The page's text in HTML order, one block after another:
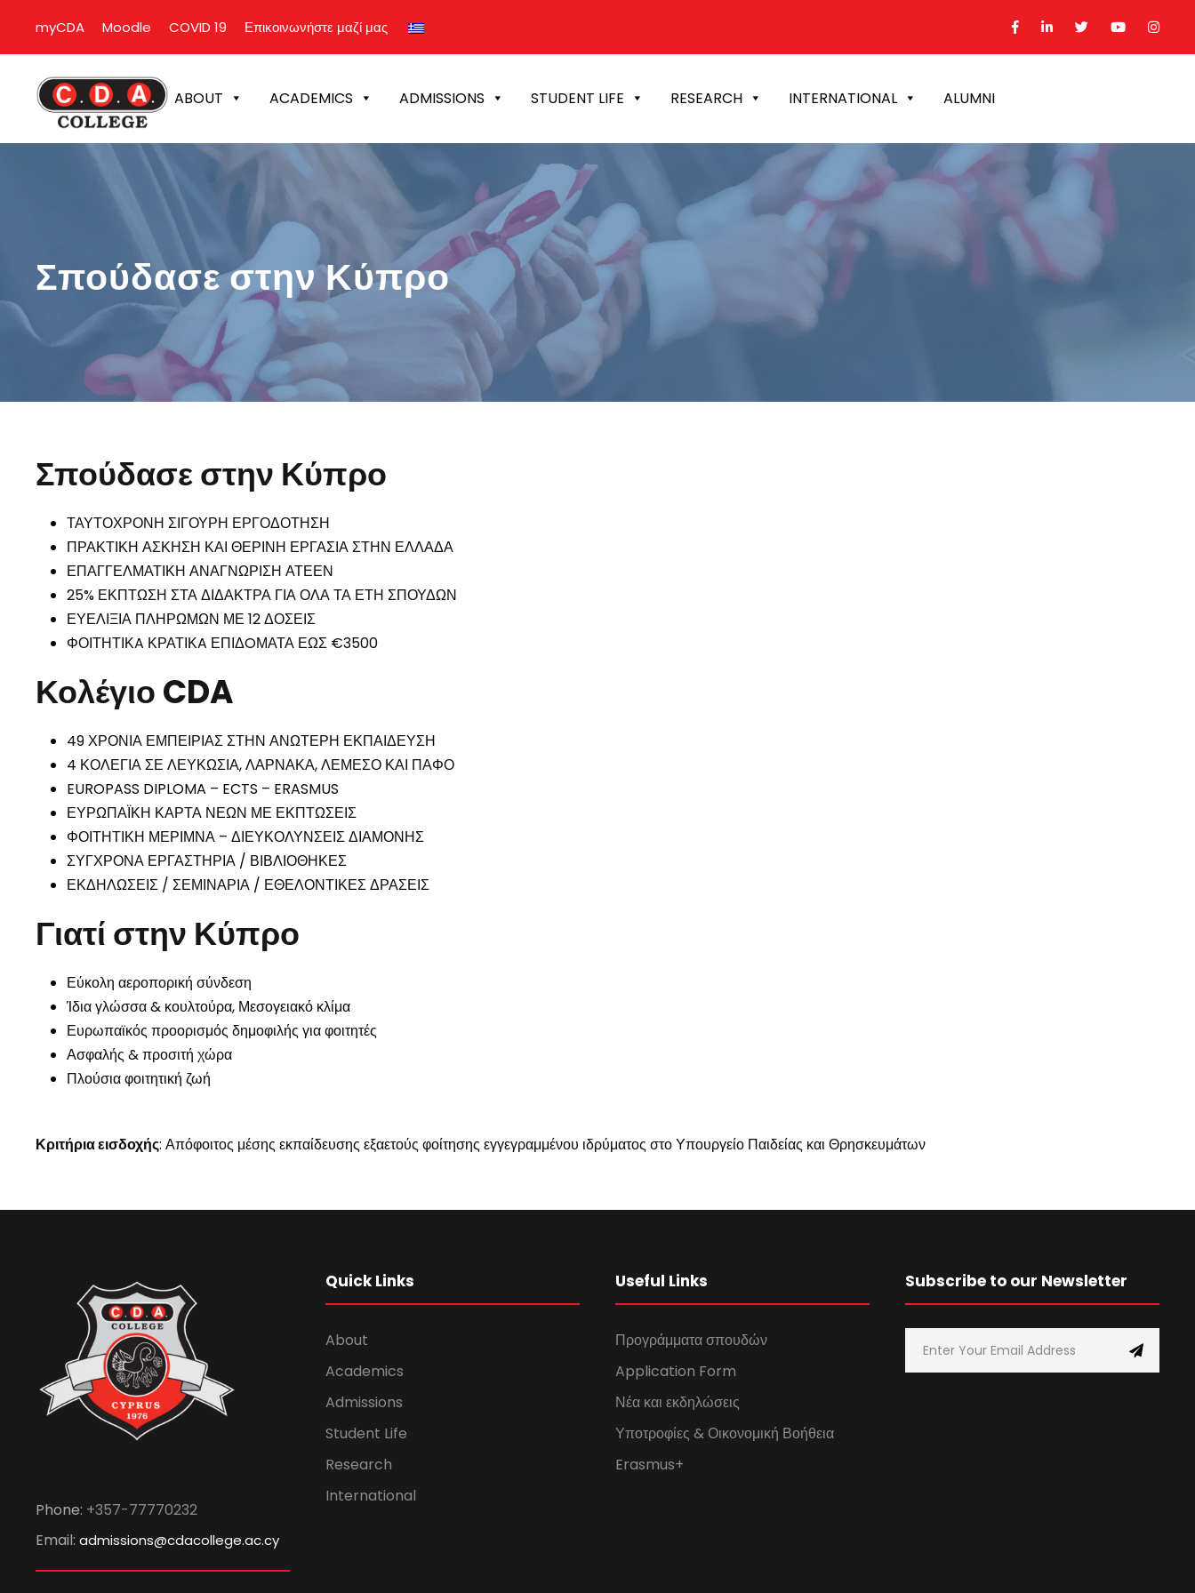
myCDA Moodle COVID 19 Επικοινωνήστε μαζί μας
ABOUT ACADEMICS ADMISSIONS STUDENT LIFE RESEARCH INTERNATIONAL ALUMNI
Σπούδασε στην Κύπρο
Σπούδασε στην Κύπρο
ΤΑΥΤΟΧΡΟΝΗ ΣΙΓΟΥΡΗ ΕΡΓΟΔΟΤΗΣΗ
ΠΡΑΚΤΙΚΗ ΑΣΚΗΣΗ ΚΑΙ ΘΕΡΙΝΗ ΕΡΓΑΣΙΑ ΣΤΗΝ ΕΛΛΑΔΑ
ΕΠΑΓΓΕΛΜΑΤΙΚΗ ΑΝΑΓΝΩΡΙΣΗ ΑΤΕΕΝ
25% ΕΚΠΤΩΣΗ ΣΤΑ ΔΙΔΑΚΤΡΑ ΓΙΑ ΟΛΑ ΤΑ ΕΤΗ ΣΠΟΥΔΩΝ
ΕΥΕΛΙΞΙΑ ΠΛΗΡΩΜΩΝ ΜΕ 12 ΔΟΣΕΙΣ
ΦΟΙΤΗΤΙΚA ΚΡΑΤΙΚA ΕΠΙΔOΜΑΤΑ ΕΩΣ €3500
Κολέγιο CDA
49 ΧΡΟΝΙΑ ΕΜΠΕΙΡΙΑΣ ΣΤΗΝ ΑΝΩΤΕΡΗ ΕΚΠΑΙΔΕΥΣΗ
4 ΚΟΛΕΓΙΑ ΣΕ ΛΕΥΚΩΣΙΑ, ΛΑΡΝΑΚΑ, ΛΕΜΕΣΟ ΚΑΙ ΠΑΦΟ
EUROPASS DIPLOMA – ECTS – ERASMUS
ΕΥΡΩΠΑΪΚΗ ΚΑΡΤΑ ΝΕΩΝ ΜΕ ΕΚΠΤΩΣΕΙΣ
ΦΟΙΤΗΤΙΚΗ ΜΕΡΙΜΝΑ – ΔΙΕΥΚΟΛΥΝΣΕΙΣ ΔΙΑΜΟΝΗΣ
ΣΥΓΧΡΟΝΑ ΕΡΓΑΣΤΗΡΙΑ / ΒΙΒΛΙΟΘΗΚΕΣ
ΕΚΔΗΛΩΣΕΙΣ / ΣΕΜΙΝΑΡΙΑ / ΕΘΕΛΟΝΤΙΚΕΣ ΔΡΑΣΕΙΣ
Γιατί στην Κύπρο
Εύκολη αεροπορική σύνδεση
Ίδια γλώσσα & κουλτούρα, Μεσογειακό κλίμα
Ευρωπαϊκός προορισμός δημοφιλής για φοιτητές
Ασφαλής & προσιτή χώρα
Πλούσια φοιτητική ζωή
Κριτήρια εισδοχής: Απόφοιτος μέσης εκπαίδευσης εξαετούς φοίτησης εγγεγραμμένου ιδρύματος στο Υπουργείο Παιδείας και Θρησκευμάτων
Phone: +357-77770232
Email: admissions@cdacollege.ac.cy
Quick Links
About
Academics
Admissions
Student Life
Research
International
Useful Links
Προγράμματα σπουδών
Application Form
Νέα και εκδηλώσεις
Υποτροφίες & Οικονομική Βοήθεια
Erasmus+
Subscribe to our Newsletter